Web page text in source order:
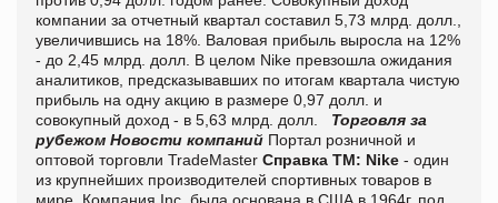
компании за отчетный квартал составил 5,73 млрд. долл.,
увеличившись на 18%. Валовая прибыль выросла на 12%
- до 2,45 млрд. долл. В целом Nike превзошла ожидания
аналитиков, предсказывавших по итогам квартала чистую
прибыль на одну акцию в размере 0,97 долл. и
совокупный доход - в 5,63 млрд. долл.
Торговля за
рубежом Новости компаний Портал розничной и
оптовой торговли TradeMaster Справка ТМ: Nike - один
из крупнейших производителей спортивных товаров в
мире. Компания Inc. была основана в США в 1964г. под